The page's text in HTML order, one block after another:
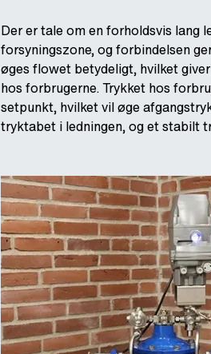
Der er tale om en forholdsvis
forsyningszone, og forbindelsen
øges flowet betydeligt, hvilket
hos forbrugerne. Trykket hos
setpunkt, hvilket vil øge
tryktabet i ledningen, og et stabilt